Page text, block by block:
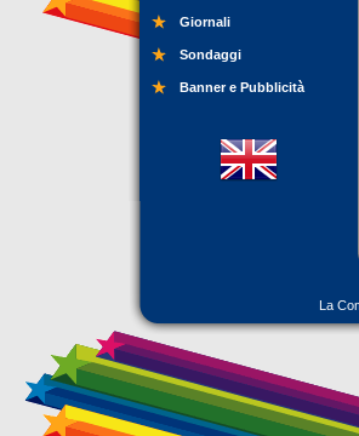
Giornali
Sondaggi
Banner e Pubblicità
La